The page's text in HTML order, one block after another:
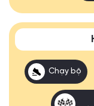
Chạy bộ